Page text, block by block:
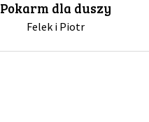
Pokarm dla duszy
Felek i Piotr